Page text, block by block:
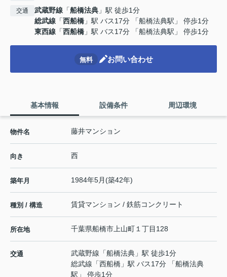
交通 武蔵野線 「船橋法典 」駅 徒歩1分
総武線 「西船橋 」駅 バス17分 「船橋法典駅」 停歩1分
東西線 「西船橋 」駅 バス17分 「船橋法典駅」 停歩1分
無料 お問い合わせ
基本情報 設備条件 周辺環境
物件名 藤井マンション
向き 西
築年月 1984年5月(築42年)
種別 / 構造 賃貸マンション / 鉄筋コンクリート
所在地 千葉県船橋市上山町１丁目128
交通 武蔵野線 「船橋法典 」駅 徒歩1分
総武線 「西船橋 」駅 バス17分 「船橋法典
駅」 停歩1分